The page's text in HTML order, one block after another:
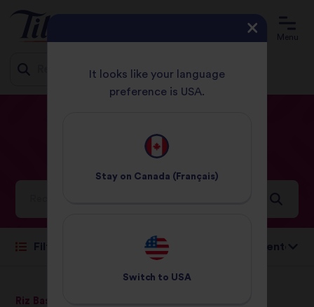
Menu
ItalienneRecettes
Idées et inspirations pour un monde plein de saveurs
Filtre Trier par:
Riz Basmati Pur
It looks like your language
preference is USA.
Stay on Canada (Français)
Switch to USA